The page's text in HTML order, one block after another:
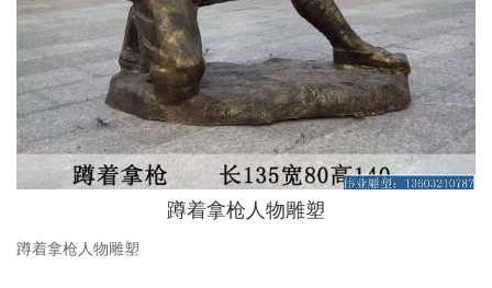
蹲着拿枪人物雕塑
蹲着拿枪人物雕塑